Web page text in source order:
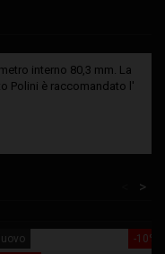
interno 80,3 mm. La
Polini è raccomandato l'
>
-10%